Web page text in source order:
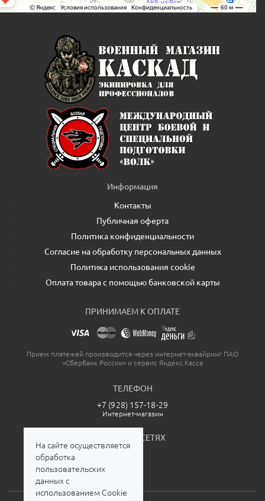
Информация
Контакты
Публичная оферта
Политика конфиденциальности
Согласие на обработку персональных данных
Политика использования cookie
Оплата товара с помощью банковской карты
ПРИНИМАЕМ К ОПЛАТЕ
Прием платежей производится через интернет-эквайринг ПАО
«Сбербанк России» и сервис Яндекс.Касса
ТЕЛЕФОН
+7 (928) 157-18-29
Интернет-магазин
МЫ В СОЦСЕТЯХ
На сайте осуществляется
обработка
пользовательских
данных с
использованием Cookie